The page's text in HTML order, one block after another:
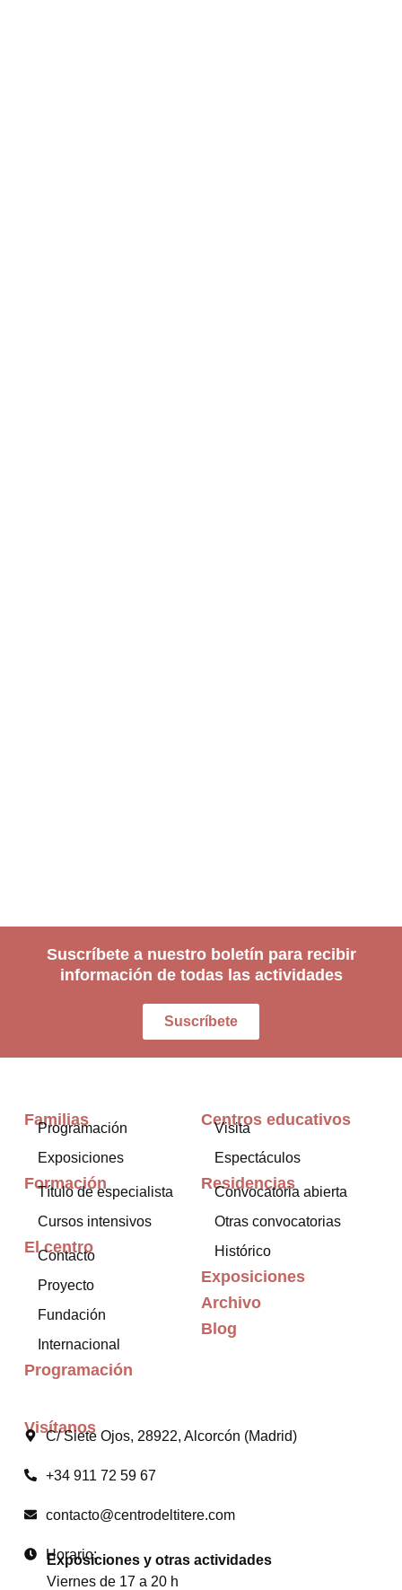
Suscríbete a nuestro boletín para recibir
información de todas las actividades
Suscríbete
Visítanos
C/ Siete Ojos, 28922, Alcorcón (Madrid)
+34 911 72 59 67
contacto@centrodeltitere.com
Horario:
Exposiciones y otras actividades
Viernes de 17 a 20 h
Familias
Programación
Exposiciones
Formación
Título de especialista
Cursos intensivos
El centro
Contacto
Proyecto
Fundación
Internacional
Programación
Centros educativos
Visita
Espectáculos
Residencias
Convocatoria abierta
Otras convocatorias
Histórico
Exposiciones
Archivo
Blog